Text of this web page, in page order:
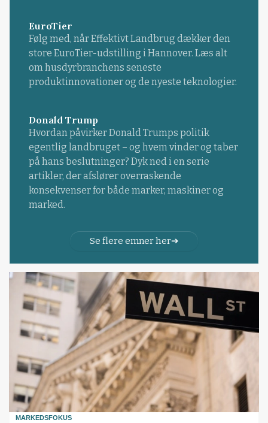
EuroTier
Følg med, når Effektivt Landbrug dækker den
store EuroTier-udstilling i Hannover. Læs alt
om husdyrbranchens seneste
produktinnovationer og de nyeste teknologier.
Donald Trump
Hvordan påvirker Donald Trumps politik
egentlig landbruget – og hvem vinder og taber
på hans beslutninger? Dyk ned i en serie
artikler, der afslører overraskende
konsekvenser for både marker, maskiner og
marked.
Se flere emner her
MARKEDSFOKUS